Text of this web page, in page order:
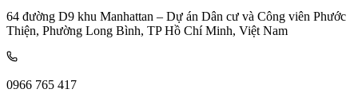
64 đường D9 khu Manhattan – Dự án Dân cư và Công viên Phước
Thiện, Phường Long Bình, TP Hồ Chí Minh, Việt Nam
0966 765 417